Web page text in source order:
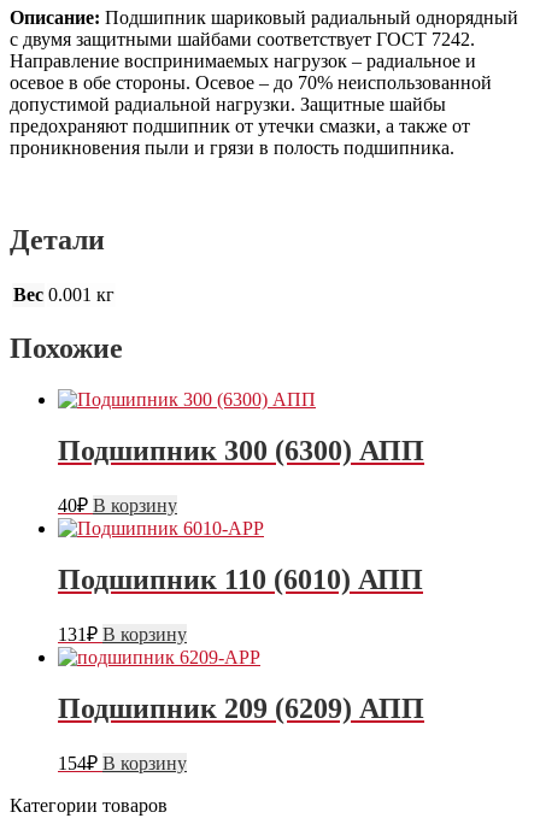
Описание: Подшипник шариковый радиальный однорядный
с двумя защитными шайбами соответствует ГОСТ 7242.
Направление воспринимаемых нагрузок – радиальное и
осевое в обе стороны. Осевое – до 70% неиспользованной
допустимой радиальной нагрузки. Защитные шайбы
предохраняют подшипник от утечки смазки, а также от
проникновения пыли и грязи в полость подшипника.
Детали
Вес 0.001 кг
Похожие
Подшипник 300 (6300) АПП
40₽ В корзину
Подшипник 110 (6010) АПП
131₽ В корзину
Подшипник 209 (6209) АПП
154₽ В корзину
Категории товаров